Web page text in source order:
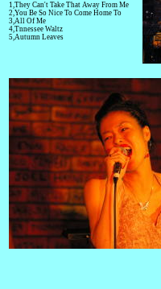
1,They Can't Take That Away From Me
2,You Be So Nice To Come Home To
3,All Of Me
4,Tnnessee Waltz
5,Autumn Leaves